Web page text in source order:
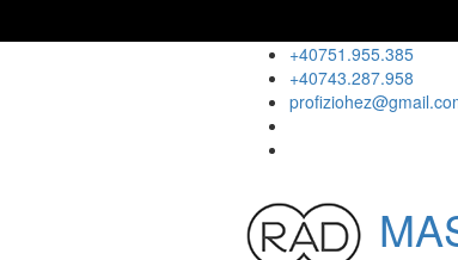
+40751.955.385
+40743.287.958